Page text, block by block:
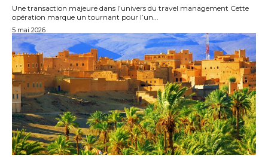
Une transaction majeure dans l’univers du travel management Cette
opération marque un tournant pour l’un...
5 mai 2026